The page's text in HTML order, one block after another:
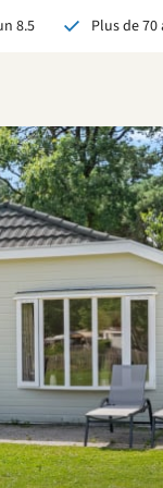
8.5 Plus de
via RCN,
garantie du meilleur
avantages exclusifs
contact personnalisé
tous les avantages